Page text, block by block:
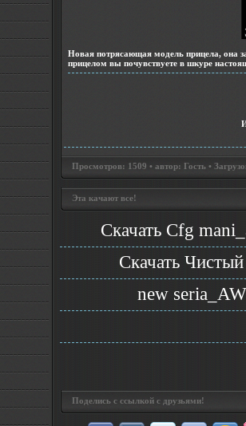
Новая потрясающая модель прицела, она
прицелом вы почувствуете в шкуре
Просмотров: 1509 • автор: Гость •
Эта качают все!
Скачать Cfg
Скачать
new
Поделись с ссылкой с друзьями!